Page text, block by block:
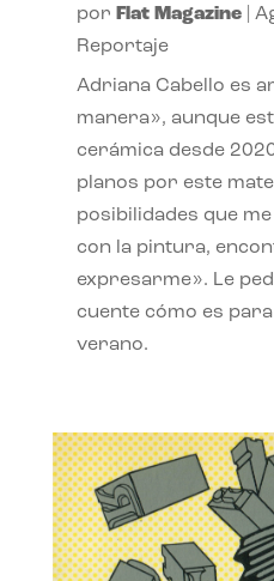
por Flat Magazine|
Reportaje
Adriana Cabello es
manera», aunque
cerámica desde
planos por este
posibilidades que
con la pintura,
expresarme». Le
cuente cómo es
verano.